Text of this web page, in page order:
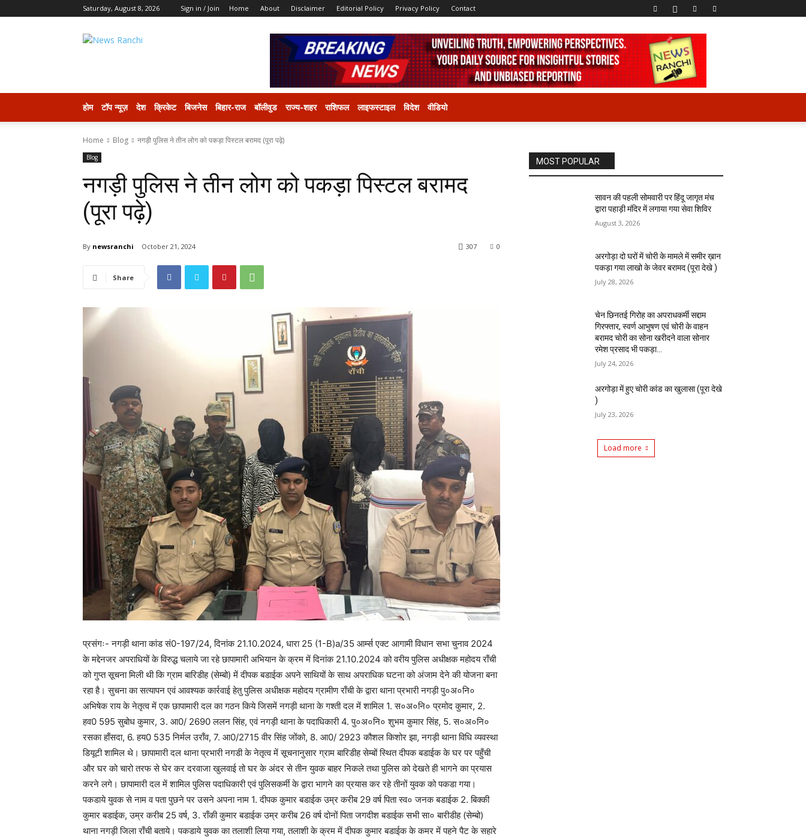
Saturday, August 8, 2026 Sign in / Join Home About Disclaimer Editorial Policy Privacy Policy Contact
होम टॉप न्यूज़ देश क्रिकेट बिजनेस बिहार-राज बॉलीवुड राज्य-शहर राशिफल लाइफस्टाइल विदेश वीडियो
Home Blog नगड़ी पुलिस ने तीन लोग को पकड़ा पिस्टल बरामद (पूरा पढ़े)
Blog
नगड़ी पुलिस ने तीन लोग को पकड़ा पिस्टल बरामद
(पूरा पढ़े)
By newsranchi October 21, 2024 0
307
Share
प्रसंगः- नगड़ी थाना कांड सं0-197/24, दिनांक 21.10.2024, धारा 25 (1-B)a/35 आर्म्स एक्ट आगामी विधान सभा चुनाव 2024
के मद्देनजर अपराधियों के विरुद्ध चलाये जा रहे छापामारी अभियान के क्रम में दिनांक 21.10.2024 को वरीय पुलिस अधीक्षक महोदय राँची
को गुप्त सूचना मिली थी कि ग्राम बारिडीह (सेम्बो) में दीपक बडाईक अपने साथियों के साथ अपराधिक घटना को अंजाम देने की योजना बना
रहा है। सुचना का सत्यापन एवं आवश्यक कार्रवाई हेतु पुलिस अधीक्षक महोदय ग्रामीण राँची के द्वारा थाना प्रभारी नगड़ी पु०अ०नि०
अभिषेक राय के नेतृत्व में एक छापामारी दल का गठन किये जिसमें नगड़ी थाना के गश्ती दल में शामिल 1. स०अ०नि० प्रमोद कुमार, 2.
हव0 595 सुबोध कुमार, 3. आ0/ 2690 ललन सिंह, एवं नगड़ी थाना के पदाधिकारी 4. पु०अ०नि० शुभम कुमार सिंह, 5. स०अ०नि०
रसका हाँसदा, 6. हय0 535 निर्मल उराँव, 7. आ0/2715 वीर सिंह जोंको, 8. आ0/ 2923 कौशल किशोर झा, नगड़ी थाना विधि व्यवस्था
डियूटी शामिल थे। छापामारी दल थाना प्रभारी नगडी के नेतृत्व में सूचनानुसार ग्राम बारिडीह सेम्बों स्थित दीपक बडाईक के घर पर पहुँची
और घर को चारो तरफ से घेर कर दरवाजा खुलवाई तो घर के अंदर से तीन युवक बाहर निकले तथा पुलिस को देखते ही भागने का प्रयास
करने लगे। छापामारी दल में शामिल पुलिस पदाधिकारी एवं पुलिसकर्मी के द्वारा भागने का प्रयास कर रहे तीनों युवक को पकडा गया।
पकडाये युवक से नाम व पता पुछने पर उसने अपना नाम 1. दीपक कुमार बडाईक उम्र करीब 29 वर्ष पिता स्व० जनक बडाईक 2. बिक्की
कुमार बडाईक, उम्र करीब 25 वर्ष, 3. राँकी कुमार बडाईक उम्र करीब 26 वर्ष दोनों पिता जगदीश बडाईक सभी सा० बारीडीह (सेम्बो)
थाना नगड़ी जिला राँची बताये। पकडाये युवक का तलाशी लिया गया, तलाशी के क्रम में दीपक कुमार बडाईक के कमर में पहने पैट के सहारे
MOST POPULAR
सावन की पहली सोमवारी पर हिंदू जागृत मंच
द्वारा पहाड़ी मंदिर में लगाया गया सेवा शिविर
August 3, 2026
अरगोड़ा दो घरों में चोरी के मामले में समीर ख़ान
पकड़ा गया लाखो के जेवर बरामद (पूरा देखे )
July 28, 2026
चेन छिनतई गिरोह का अपराधकर्मी सद्दाम
गिरफ्तार, स्वर्ण आभुषण एवं चोरी के वाहन
बरामद चोरी का सोना खरीदने वाला सोनार
रमेश प्रसाद भी पकड़ा...
July 24, 2026
अरगोड़ा में हुए चोरी कांड का खुलासा (पूरा देखे
)
July 23, 2026
Load more